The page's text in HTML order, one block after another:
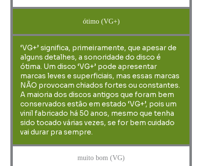
ótimo (VG+)
‘VG+’ significa, primeiramente, que apesar de
alguns detalhes, a sonoridade do disco é
ótima. Um disco ‘VG+’ pode apresentar
marcas leves e superficiais, mas essas marcas
NÃO provocam chiados fortes ou constantes.
A maioria dos discos antigos que foram bem
conservados estão em estado ‘VG+’, pois um
vinil fabricado há 50 anos, mesmo que tenha
sido tocado várias vezes, se for bem cuidado
vai durar pra sempre.
muito bom (VG)